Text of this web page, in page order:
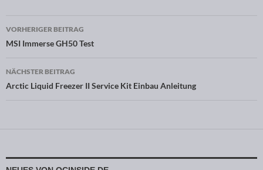
Beitragsnavigation
VORHERIGER BEITRAG
MSI Immerse GH50 Test
NÄCHSTER BEITRAG
Arctic Liquid Freezer II Service Kit Einbau Anleitung